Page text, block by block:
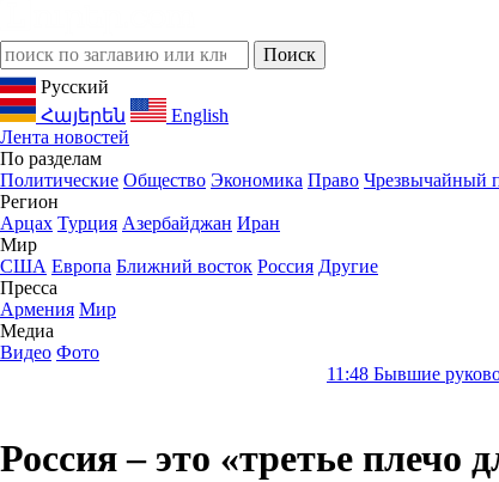
Русский
Հայերեն
English
Лента новостей
По разделам
Политические Общество Экономика Право Чрезвычайный
Регион
Арцах Турция Азербайджан Иран
Мир
США Европа Ближний восток Россия Другие
Пресса
Армения Мир
Медиа
Видео Фото
Бывшие руководители
Россия – это «третье плечо